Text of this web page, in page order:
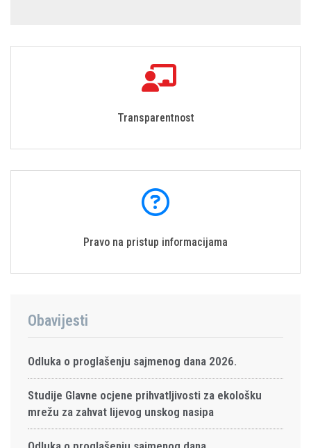
Transparentnost
Pravo na pristup informacijama
Obavijesti
Odluka o proglašenju sajmenog dana 2026.
Studije Glavne ocjene prihvatljivosti za ekološku
mrežu za zahvat lijevog unskog nasipa